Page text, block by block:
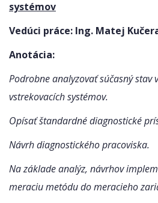
systémov
Vedúci práce: Ing. Matej
Anotácia:
Podrobne analyzovať súčasný stav
vstrekovacích systémov.
Opísať štandardné diagnostické
Návrh diagnostického pracoviska.
Na základe analýz, návrhov
meraciu metódu do meracieho